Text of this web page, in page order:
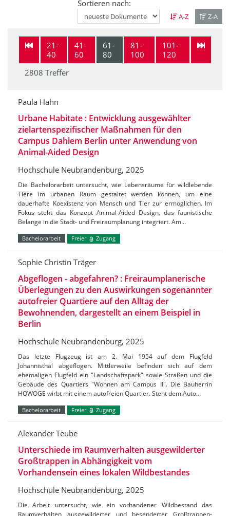
Sortieren nach:
A-Z Z-A
21-
40
41-
60
61-
80
81-
100
101-
120
2808 Treffer
Paula Hahn
Urbane Habitate : Entwicklung ausgewählter
zielartenspezifischer Maßnahmen für den
Campus Dahlem Berlin unter Anwendung von
Animal-Aided Design
Hochschule Neubrandenburg, 2025
Die Bachelorarbeit untersucht, wie Lebensräume für wildlebende
Tiere im urbanen Raum gestaltet werden können, um eine
dauerhafte Koexistenz von Mensch und Tier zur ermöglichen. Im
Fokus steht das Konzept Animal-Aided Design, das faunistische
Belange in die Stadt- und Freiraumplanung integriert. Am…
Bachelorarbeit Freier Zugang
Sophie Christin Träger
Abgeflogen - abgefahren? : Freiraumplanerische
Überlegungen zu den Auswirkungen sogenannter
autofreier Quartiere auf den Alltag der
Bewohnenden, dargestellt an einem Beispiel in
Berlin
Hochschule Neubrandenburg, 2025
Das letzte Flugzeug ist am 2. Mai 1954 auf dem Flugfeld
Johannisthal abgeflogen. Mittlerweile befinden sich auf dem
ehemaligen Flugfeld ein "Landschaftspark" sowie Straßen und die
Gebäude des Quartiers "Wohnen am Campus II". Die Bauherrin
HOWOGE wirbt mit einem autofreien Quartier. Steht dem Auto…
Bachelorarbeit Freier Zugang
Alexander Teube
Unterschiede im Raumverhalten ausgewilderter
Großtrappen in Abhängigkeit vom
Vorhandensein eines lokalen Wildbestandes
Hochschule Neubrandenburg, 2025
Die Arbeit untersucht, wie ein vorhandener Wildbestand das
Raumverhalten ausgewilderter und besenderter Großtrappen-